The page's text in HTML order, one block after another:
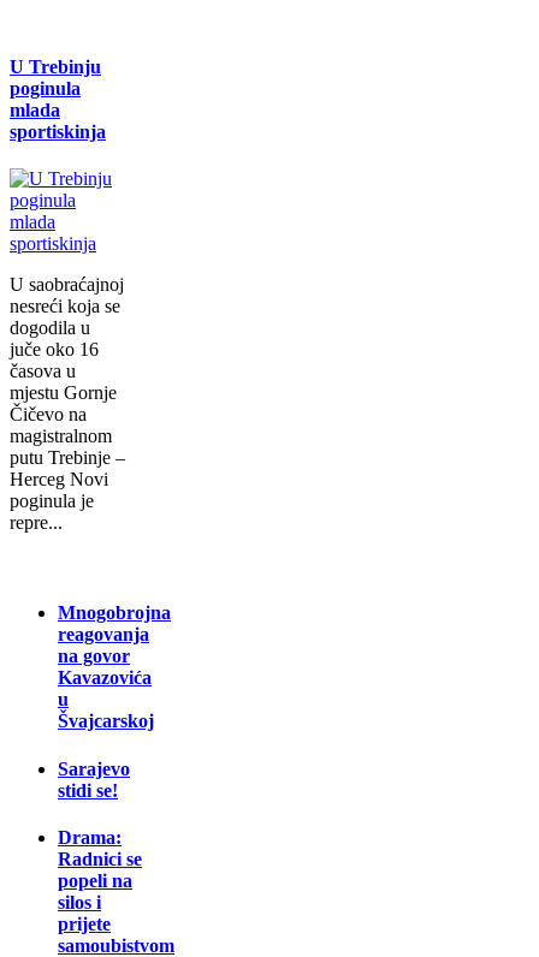
U Trebinju
poginula
mlada
sportiskinja
U saobraćajnoj
nesreći koja se
dogodila u
juče oko 16
časova u
mjestu Gornje
Čičevo na
magistralnom
putu Trebinje –
Herceg Novi
poginula je
repre...
Mnogobrojna
reagovanja
na govor
Kavazovića
u
Švajcarskoj
Sarajevo
stidi se!
Drama:
Radnici se
popeli na
silos i
prijete
samoubistvom